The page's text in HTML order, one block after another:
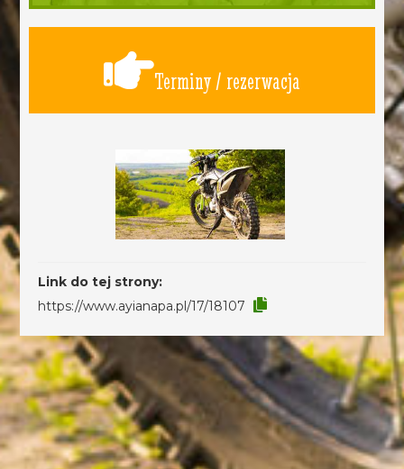
Terminy / rezerwacja
Link do tej strony:
https://www.ayianapa.pl/17/18107